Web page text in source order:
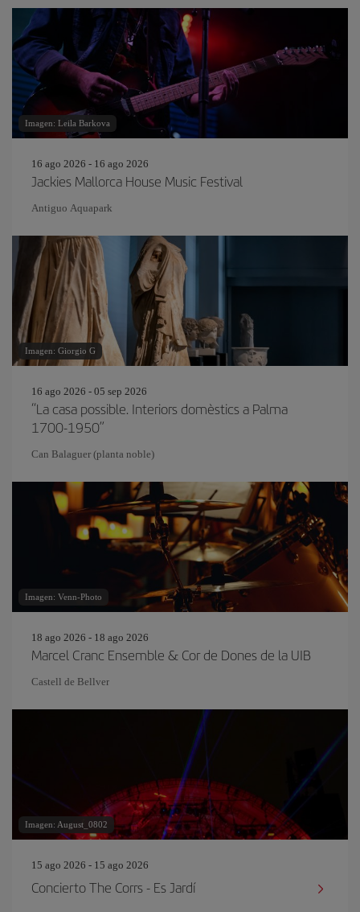
Imagen: Leila Barkova
16 ago 2026 - 16 ago 2026
Jackies Mallorca House Music Festival
Antiguo Aquapark
Imagen: Giorgio G
16 ago 2026 - 05 sep 2026
“La casa possible. Interiors domèstics a Palma
1700-1950”
Can Balaguer (planta noble)
Imagen: Venn-Photo
18 ago 2026 - 18 ago 2026
Marcel Cranc Ensemble & Cor de Dones de la UIB
Castell de Bellver
Imagen: August_0802
15 ago 2026 - 15 ago 2026
Concierto The Corrs - Es Jardí